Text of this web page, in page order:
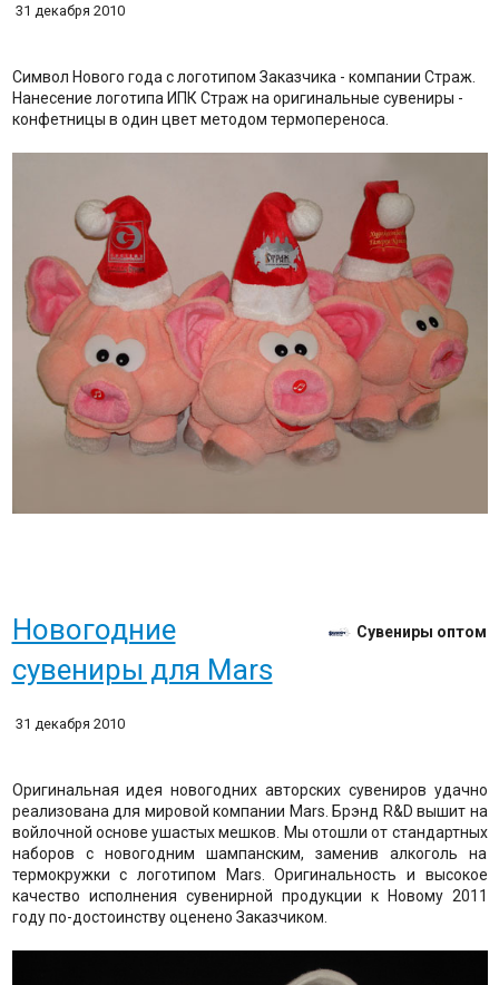
31 декабря 2010
Символ Нового года с логотипом Заказчика - компании Страж.
Нанесение логотипа ИПК Страж на оригинальные сувениры -
конфетницы в один цвет методом термопереноса.
Новогодние
сувениры для Mars
Сувениры оптом
31 декабря 2010
Оригинальная идея новогодних авторских сувениров удачно
реализована для мировой компании Mars. Брэнд R&D вышит на
войлочной основе ушастых мешков. Мы отошли от стандартных
наборов с новогодним шампанским, заменив алкоголь на
термокружки с логотипом Mars. Оригинальность и высокое
качество исполнения сувенирной продукции к Новому 2011
году по-достоинству оценено Заказчиком.